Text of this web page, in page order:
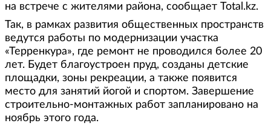
на встрече с жителями района, сообщает Total.kz.
Так, в рамках развития общественных пространств
ведутся работы по модернизации участка
«Терренкура», где ремонт не проводился более 20
лет. Будет благоустроен пруд, созданы детские
площадки, зоны рекреации, а также появится
место для занятий йогой и спортом. Завершение
строительно-монтажных работ запланировано на
ноябрь этого года.